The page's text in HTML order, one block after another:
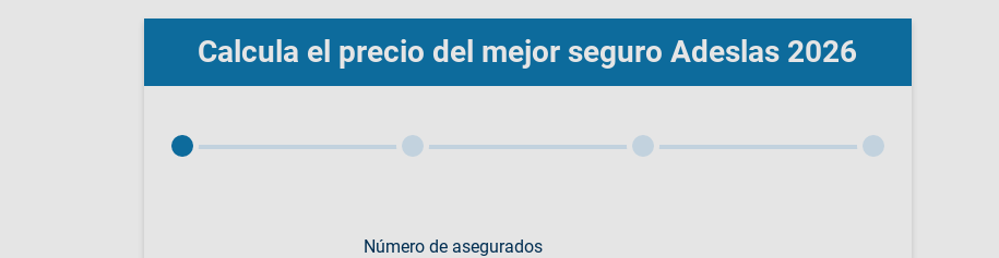
Calcula el precio del mejor seguro Adeslas 2026
Número de asegurados